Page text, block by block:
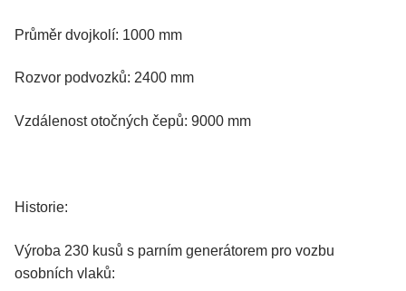
Průměr dvojkolí: 1000 mm
Rozvor podvozků: 2400 mm
Vzdálenost otočných čepů: 9000 mm
Historie:
Výroba 230 kusů s parním generátorem pro vozbu
osobních vlaků: